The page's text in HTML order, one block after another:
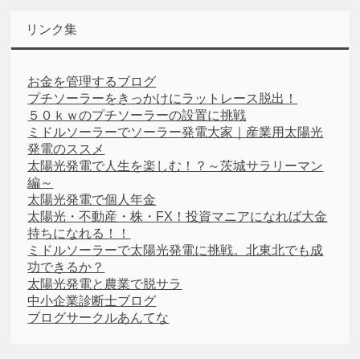
リンク集
お金を管理するブログ
プチソーラーをきっかけにラットレース脱出！
５０ｋｗのプチソーラーの設置に挑戦
ミドルソーラーでソーラー発電大家｜産業用太陽光
発電のススメ
太陽光発電で人生を楽しむ！？～茨城サラリーマン
編～
太陽光発電で個人年金
太陽光・不動産・株・FX！投資マニアになれば大金
持ちになれる！！
ミドルソーラーで太陽光発電に挑戦。北東北でも成
功できるか？
太陽光発電と農業で脱サラ
中小企業診断士ブログ
ブログサークルあんてな